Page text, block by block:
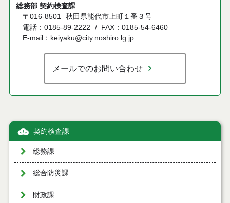
総務部 契約検査課
〒016-8501 秋田県能代市上町１番３号
電話：0185-89-2222
FAX：0185-54-6460
E-mail：keiyaku@city.noshiro.lg.jp
メールでのお問い合わせ
契約検査課
総務課
総合防災課
財政課